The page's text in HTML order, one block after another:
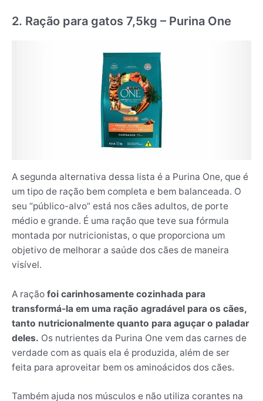
2. Ração para gatos 7,5kg – Purina One
A segunda alternativa dessa lista é a Purina One, que é
um tipo de ração bem completa e bem balanceada. O
seu “público-alvo” está nos cães adultos, de porte
médio e grande. É uma ração que teve sua fórmula
montada por nutricionistas, o que proporciona um
objetivo de melhorar a saúde dos cães de maneira
visível.
A ração foi carinhosamente cozinhada para
transformá-la em uma ração agradável para os cães,
tanto nutricionalmente quanto para aguçar o paladar
deles. Os nutrientes da Purina One vem das carnes de
verdade com as quais ela é produzida, além de ser
feita para aproveitar bem os aminoácidos dos cães.
Também ajuda nos músculos e não utiliza corantes na